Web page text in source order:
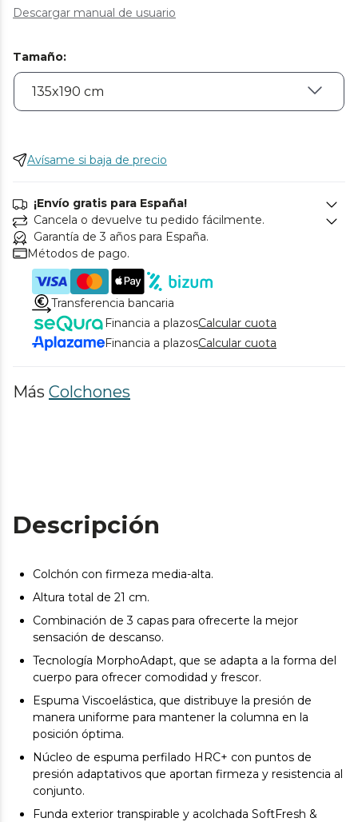
Descargar manual de usuario
Tamaño:
Avísame si baja de precio
¡Envío gratis para España!
Cancela o devuelve tu pedido fácilmente.
Garantía de 3 años para España.
Métodos de pago.
Transferencia bancaria
Financia a plazosCalcular cuota
Financia a plazosCalcular cuota
Más Colchones
Descripción
Colchón con firmeza media-alta.
Altura total de 21 cm.
Combinación de 3 capas para ofrecerte la mejor
sensación de descanso.
Tecnología MorphoAdapt, que se adapta a la forma del
cuerpo para ofrecer comodidad y frescor.
Espuma Viscoelástica, que distribuye la presión de
manera uniforme para mantener la columna en la
posición óptima.
Núcleo de espuma perfilado HRC+ con puntos de
presión adaptativos que aportan firmeza y resistencia al
conjunto.
Funda exterior transpirable y acolchada SoftFresh &